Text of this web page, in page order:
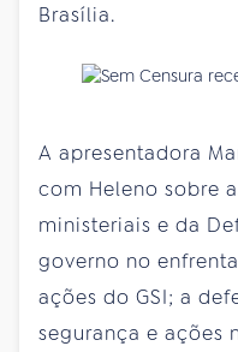
Brasília.
A apresentadora
com Heleno sobre
ministeriais e da
governo no
ações do GSI; a
segurança e ações